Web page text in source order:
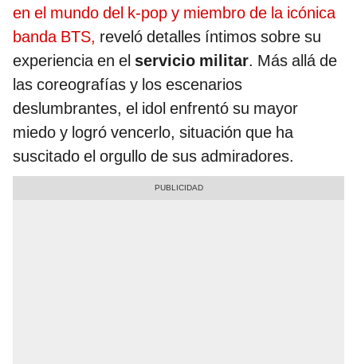
en el mundo del k-pop y miembro de la icónica
banda BTS, reveló detalles íntimos sobre su
experiencia en el servicio militar. Más allá de
las coreografías y los escenarios
deslumbrantes, el idol enfrentó su mayor
miedo y logró vencerlo, situación que ha
suscitado el orgullo de sus admiradores.